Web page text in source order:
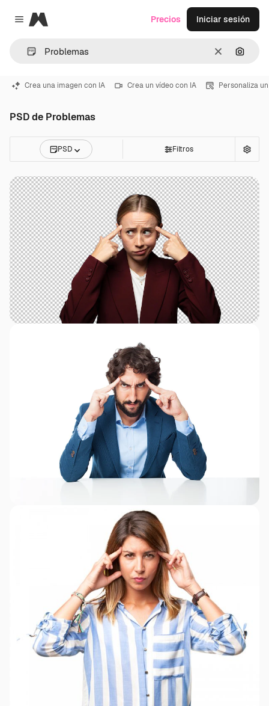
Close menu
Magnific
Borrar
Precios Iniciar sesión
Crea una imagen con IA Crea un vídeo con IA Personaliza
PSD de Problemas
PSD Filtros